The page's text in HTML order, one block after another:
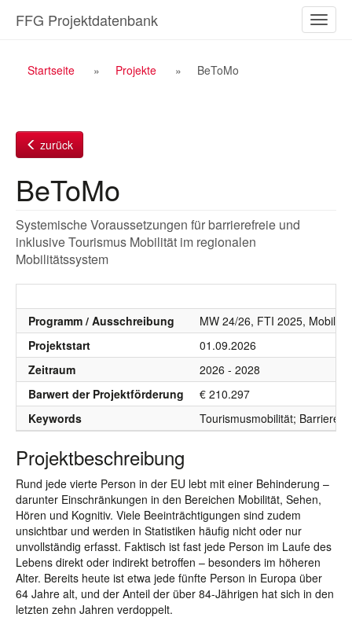
Inhalt
ein-/
FFG Projektdatenbank
Breadcrumb
Startseite Projekte BeToMo
zurück
BeToMo
Systemische Voraussetzungen für barrierefreie und
inklusive Tourismus Mobilität im regionalen
Mobilitätssystem
Programm / Ausschreibung
MW 24/26, FTI 2025,
Projektstart
01.09.2026
Zeitraum
2026 - 2028
Barwert der Projektförderung
€ 210.297
Keywords
Tourismusmobilität;
Projektbeschreibung
Rund jede vierte Person in der EU lebt mit einer Behinderung –
darunter Einschränkungen in den Bereichen Mobilität, Sehen,
Hören und Kognitiv. Viele Beeinträchtigungen sind zudem
unsichtbar und werden in Statistiken häufig nicht oder nur
unvollständig erfasst. Faktisch ist fast jede Person im Laufe des
Lebens direkt oder indirekt betroffen – besonders im höheren
Alter. Bereits heute ist etwa jede fünfte Person in Europa über
64 Jahre alt, und der Anteil der über 84-Jährigen hat sich in den
letzten zehn Jahren verdoppelt.